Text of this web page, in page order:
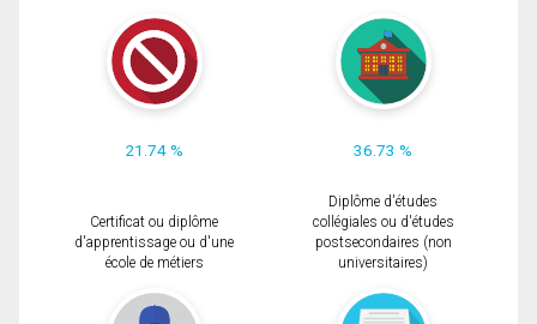
21.74 % 36.73 %
Certificat ou diplôme
d'apprentissage ou d'une
école de métiers
Diplôme d'études
collégiales ou d'études
postsecondaires (non
universitaires)